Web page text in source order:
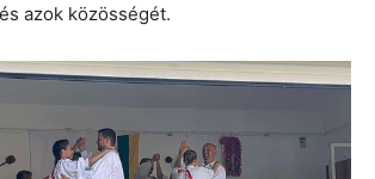
azok közösségét.